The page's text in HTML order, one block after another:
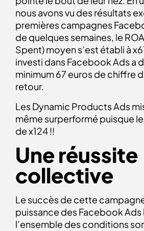
nous avons vu des résultats
premières campagnes
de quelques semaines, le
Spent) moyen s’est établi à
investi dans Facebook Ads a
minimum 67 euros de chiffre
retour.
Les Dynamic Products Ads
même surperformé puisque
de x124 !!
Une réussite
collective
Le succès de cette
puissance des Facebook Ads
l’ensemble des conditions